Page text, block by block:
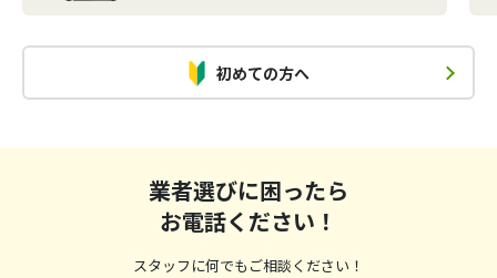
初めての方へ
業者選びに困ったら
お電話ください！
スタッフに何でもご相談ください！